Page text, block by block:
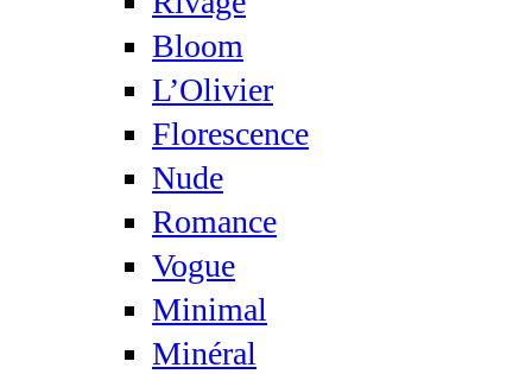
Bloom
L’Olivier
Florescence
Nude
Romance
Vogue
Minimal
Minéral